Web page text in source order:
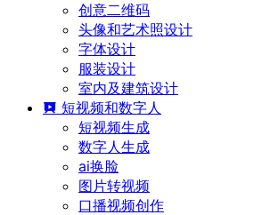
创意二维码
头像和艺术照设计
字体设计
服装设计
室内及建筑设计
短视频和数字人
短视频生成
数字人生成
ai换脸
图片转视频
口播视频创作